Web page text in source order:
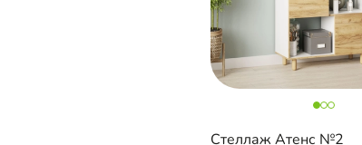
Стеллаж Атенс №2